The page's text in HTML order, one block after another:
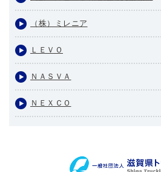
（株）ミレニア
ＬＥＶＯ
ＮＡＳＶＡ
ＮＥＸＣＯ